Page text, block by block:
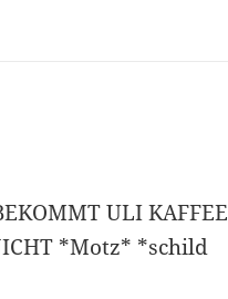
ULI KAFFEE
*Motz* *schild